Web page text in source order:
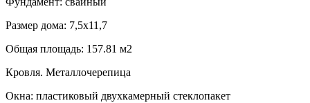
Размер дома: 7,5х11,7
Общая площадь: 157.81 м2
Кровля. Металлочерепица
Окна: пластиковый двухкамерный стеклопакет